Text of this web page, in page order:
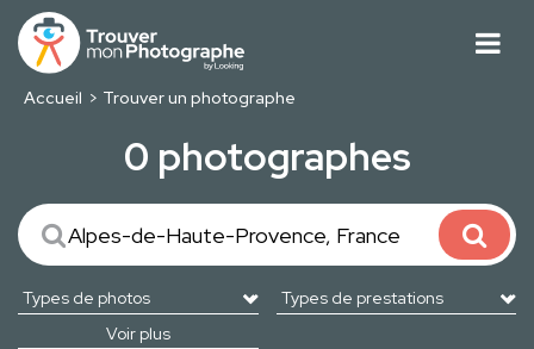
Accueil Trouver un photographe
0 photographes
Voir plus